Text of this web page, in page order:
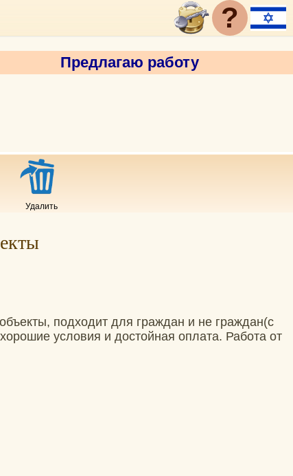
?
Предлагаю работу
Удалить
подходит для граждан и не граждан(с
условия и достойная оплата. Работа от